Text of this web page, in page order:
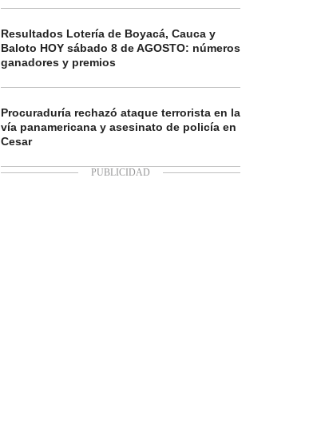
Resultados Lotería de Boyacá, Cauca y
Baloto HOY sábado 8 de AGOSTO: números
ganadores y premios
Procuraduría rechazó ataque terrorista en la
vía panamericana y asesinato de policía en
Cesar